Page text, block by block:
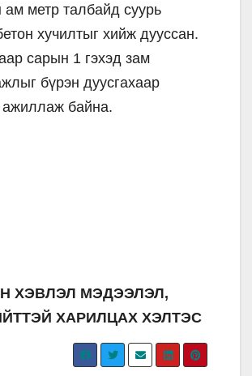
ам метр талбайд суурь
хучилтыг хийж дууссан.
сарын 1 гэхэд зам
бүрэн дуусгахаар
байна.
ХЭВЛЭЛ МЭДЭЭЛЭЛ,
ХАРИЛЦАХ ХЭЛТЭС